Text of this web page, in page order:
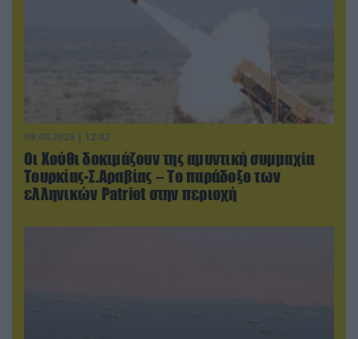
09.08.2026 | 12:02
Οι Χούθι δοκιμάζουν της αμυντική συμμαχία
Τουρκίας-Σ.Αραβίας – Το παράδοξο των
ελληνικών Patriot στην περιοχή